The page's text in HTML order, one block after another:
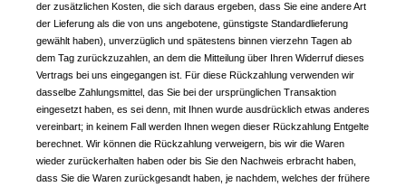
der zusätzlichen Kosten, die sich daraus ergeben, dass Sie eine andere Art
der Lieferung als die von uns angebotene, günstigste Standardlieferung
gewählt haben), unverzüglich und spätestens binnen vierzehn Tagen ab
dem Tag zurückzuzahlen, an dem die Mitteilung über Ihren Widerruf dieses
Vertrags bei uns eingegangen ist. Für diese Rückzahlung verwenden wir
dasselbe Zahlungsmittel, das Sie bei der ursprünglichen Transaktion
eingesetzt haben, es sei denn, mit Ihnen wurde ausdrücklich etwas anderes
vereinbart; in keinem Fall werden Ihnen wegen dieser Rückzahlung Entgelte
berechnet. Wir können die Rückzahlung verweigern, bis wir die Waren
wieder zurückerhalten haben oder bis Sie den Nachweis erbracht haben,
dass Sie die Waren zurückgesandt haben, je nachdem, welches der frühere